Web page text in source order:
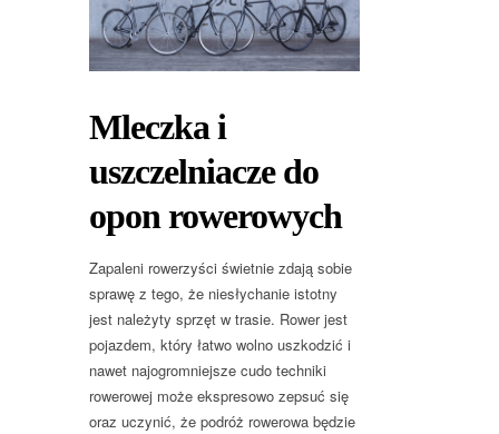
Mleczka i
uszczelniacze do
opon rowerowych
Zapaleni rowerzyści świetnie zdają sobie
sprawę z tego, że niesłychanie istotny
jest należyty sprzęt w trasie. Rower jest
pojazdem, który łatwo wolno uszkodzić i
nawet najogromniejsze cudo techniki
rowerowej może ekspresowo zepsuć się
oraz uczynić, że podróż rowerowa będzie